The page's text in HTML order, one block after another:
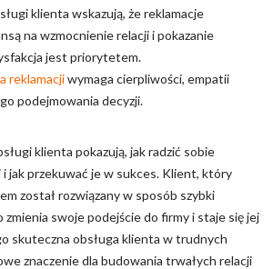
klienta wskazują, że reklamacje
na wzmocnienie relacji i pokazanie
jest priorytetem.
reklamacjiwymaga cierpliwości, empatii
podejmowania decyzji.
klienta pokazują, jak radzić sobie
jak przekuwać je w sukces. Klient, który
został rozwiązany w sposób szybki
zmienia swoje podejście do firmy i staje się jej
skuteczna obsługa klienta w trudnych
znaczenie dla budowania trwałych relacji